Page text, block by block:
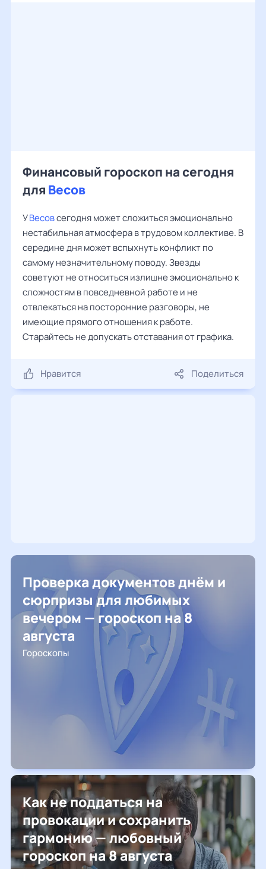
Финансовый гороскоп на сегодня
для Весов
УВесовсегодня может сложиться эмоционально
нестабильная атмосфера в трудовом коллективе. В
середине дня может вспыхнуть конфликт по
самому незначительному поводу. Звезды
советуют не относиться излишне эмоционально к
сложностям в повседневной работе и не
отвлекаться на посторонние разговоры, не
имеющие прямого отношения к работе.
Старайтесь не допускать отставания от графика.
Нравится Поделиться
Проверка документов днём и
сюрпризы для любимых
вечером — гороскоп на 8
августа
Гороскопы
Как не поддаться на
провокации и сохранить
гармонию — любовный
гороскоп на 8 августа